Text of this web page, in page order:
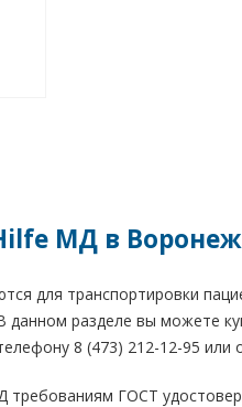
МД в
для транспортировки
разделе вы можете
8 (473) 212-12-95 или
ГОСТ